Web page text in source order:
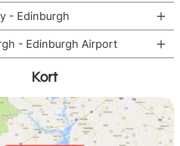
- Edinburgh
- Edinburgh Airport
Kort